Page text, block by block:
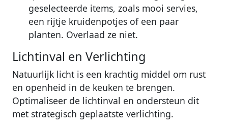
geselecteerde items, zoals mooi servies,
een rijtje kruidenpotjes of een paar
planten. Overlaad ze niet.
Lichtinval en Verlichting
Natuurlijk licht is een krachtig middel om rust
en openheid in de keuken te brengen.
Optimaliseer de lichtinval en ondersteun dit
met strategisch geplaatste verlichting.